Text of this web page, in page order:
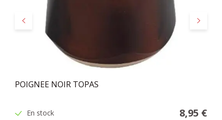
Précédent Suivant
POIGNEE NOIR TOPAS
En stock 8,95 €